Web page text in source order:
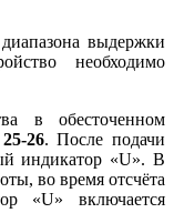
выдержки
необходимо
в обесточенном
25-26. После подачи
индикатор «U». В
во время отсчёта
«U» включается